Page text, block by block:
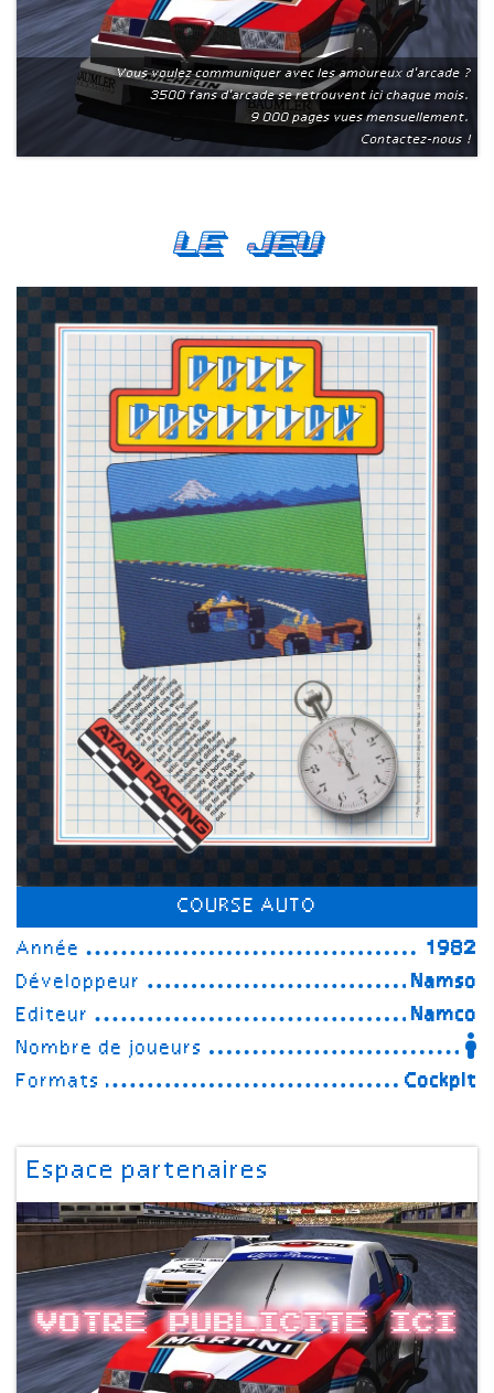
Vous voulez communiquer avec les amoureux d'arcade ?
3500 fans d'arcade se retrouvent ici chaque mois.
9 000 pages vues mensuellement.
Contactez-nous !
Le Jeu
COURSE AUTO
Année
1982
Développeur
Namso
Editeur
Namco
Nombre de joueurs
Formats
Cockpit
Espace partenaires
Votre publicite ici